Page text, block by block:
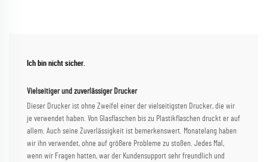
Ich bin nicht sicher.
Vielseitiger und zuverlässiger Drucker
Dieser Drucker ist ohne Zweifel einer der vielseitigsten Drucker, die wir
je verwendet haben. Von Glasflaschen bis zu Plastikflaschen druckt er auf
allem. Auch seine Zuverlässigkeit ist bemerkenswert. Monatelang haben
wir ihn verwendet, ohne auf größere Probleme zu stoßen. Jedes Mal,
wenn wir Fragen hatten, war der Kundensupport sehr freundlich und